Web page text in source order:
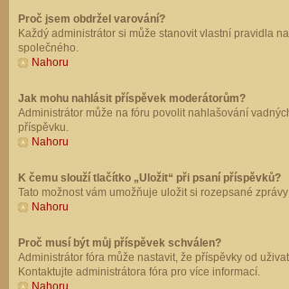
Proč jsem obdržel varování?
Každý administrátor si může stanovit vlastní pravidla
společného.
Nahoru
Jak mohu nahlásit příspěvek moderátorům?
Administrátor může na fóru povolit nahlašování
příspěvku.
Nahoru
K čemu slouží tlačítko „Uložit“ při psaní příspěvků?
Tato možnost vám umožňuje uložit si rozepsané
Nahoru
Proč musí být můj příspěvek schválen?
Administrátor fóra může nastavit, že příspěvky od
Kontaktujte administrátora fóra pro více informací.
Nahoru